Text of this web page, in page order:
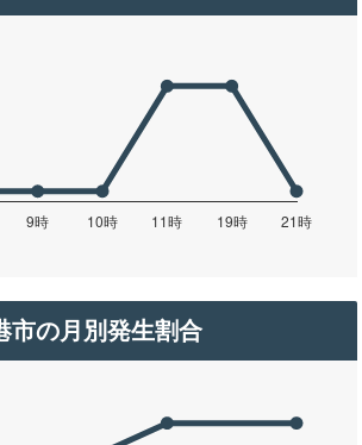
市の月別発生割合